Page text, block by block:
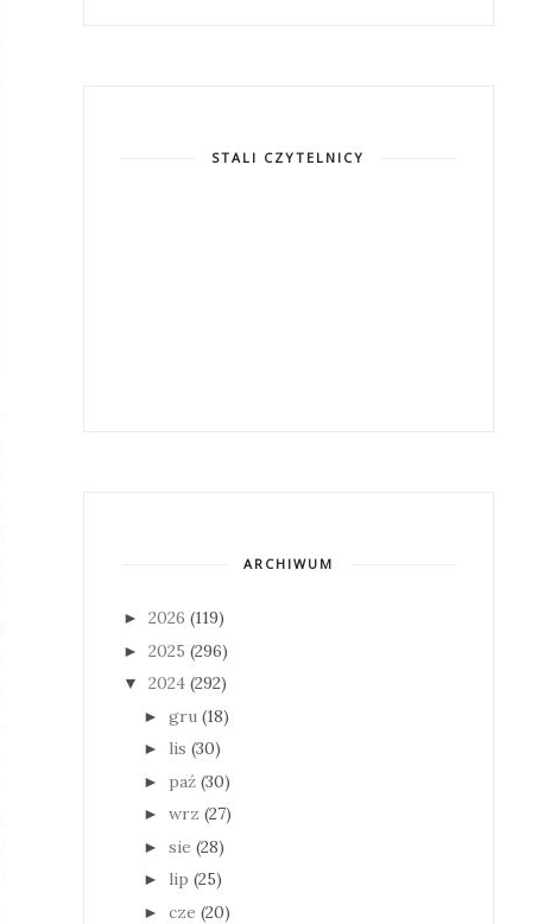
STALI CZYTELNICY
ARCHIWUM
► 2026 (119)
► 2025 (296)
▼ 2024 (292)
► gru (18)
► lis (30)
► paź (30)
► wrz (27)
► sie (28)
► lip (25)
► cze (20)